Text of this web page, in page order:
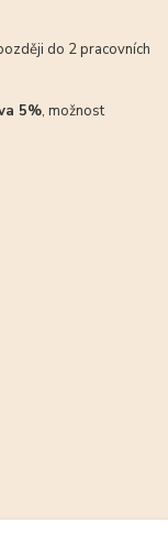
do 2 pracovních
5%, možnost